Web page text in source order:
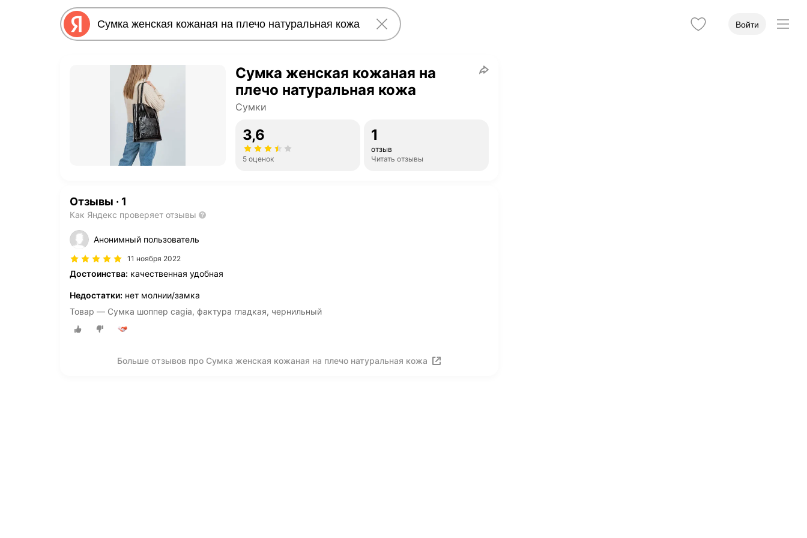
Войти
Сумка женская кожаная на
плечо натуральная кожа
Сумки
3,6
5 оценок
1
отзыв
Читать отзывы
Отзывы · 1
Как Яндекс проверяет отзывы
Анонимный пользователь
11 ноября 2022
Достоинства: качественная удобная
Недостатки: нет молнии/замка
Товар — Сумка шоппер cagia, фактура гладкая, чернильный
Больше отзывов про Сумка женская кожаная на плечо натуральная кожа